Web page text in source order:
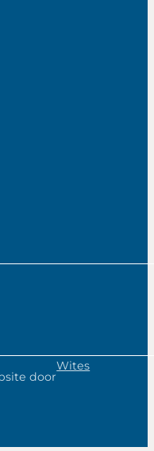
door
Wites